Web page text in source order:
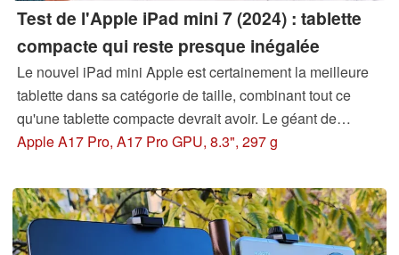
Test de l'Apple iPad mini 7 (2024) : tablette
compacte qui reste presque inégalée
Le nouvel iPad mini Apple est certainement la meilleure
tablette dans sa catégorie de taille, combinant tout ce
qu'une tablette compacte devrait avoir. Le géant de
Cupertino n'a toutefois pas apporté la touche finale à la
haut de gamme.
Apple A17 Pro, A17 Pro GPU, 8.3", 297 g